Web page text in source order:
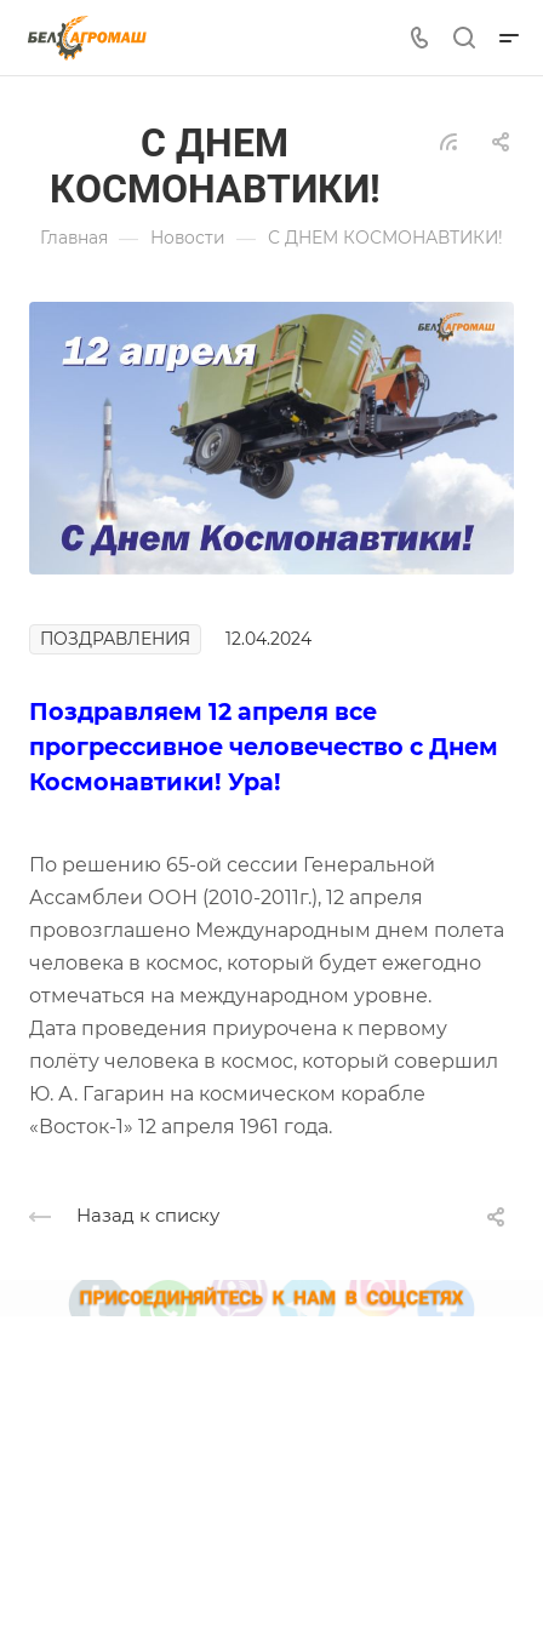
С ДНЕМ
КОСМОНАВТИКИ!
Главная — Новости — С ДНЕМ КОСМОНАВТИКИ!
ПОЗДРАВЛЕНИЯ 12.04.2024
Поздравляем 12 апреля все
прогрессивное человечество с Днем
Космонавтики! Ура!
По решению 65-ой сессии Генеральной
Ассамблеи ООН (2010-2011г.), 12 апреля
провозглашено Международным днем полета
человека в космос, который будет ежегодно
отмечаться на международном уровне.
Дата проведения приурочена к первому
полёту человека в космос, который совершил
Ю. А. Гагарин на космическом корабле
«Восток-1» 12 апреля 1961 года.
Назад к списку